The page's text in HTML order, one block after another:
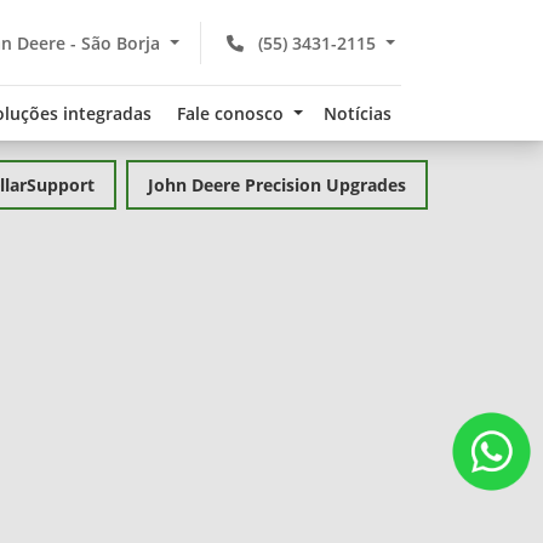
(55) 3431-2115
Deere - São Borja
integradas Fale conosco Notícias
John Deere Precision Upgrades